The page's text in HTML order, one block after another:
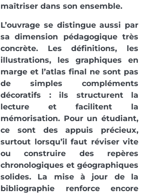
maîtriser dans son ensemble.
L’ouvrage se distingue aussi par
sa dimension pédagogique très
concrète. Les définitions, les
illustrations, les graphiques en
marge et l’atlas final ne sont pas
de simples compléments
décoratifs : ils structurent la
lecture et facilitent la
mémorisation. Pour un étudiant,
ce sont des appuis précieux,
surtout lorsqu’il faut réviser vite
ou construire des repères
chronologiques et géographiques
solides. La mise à jour de la
bibliographie renforce encore